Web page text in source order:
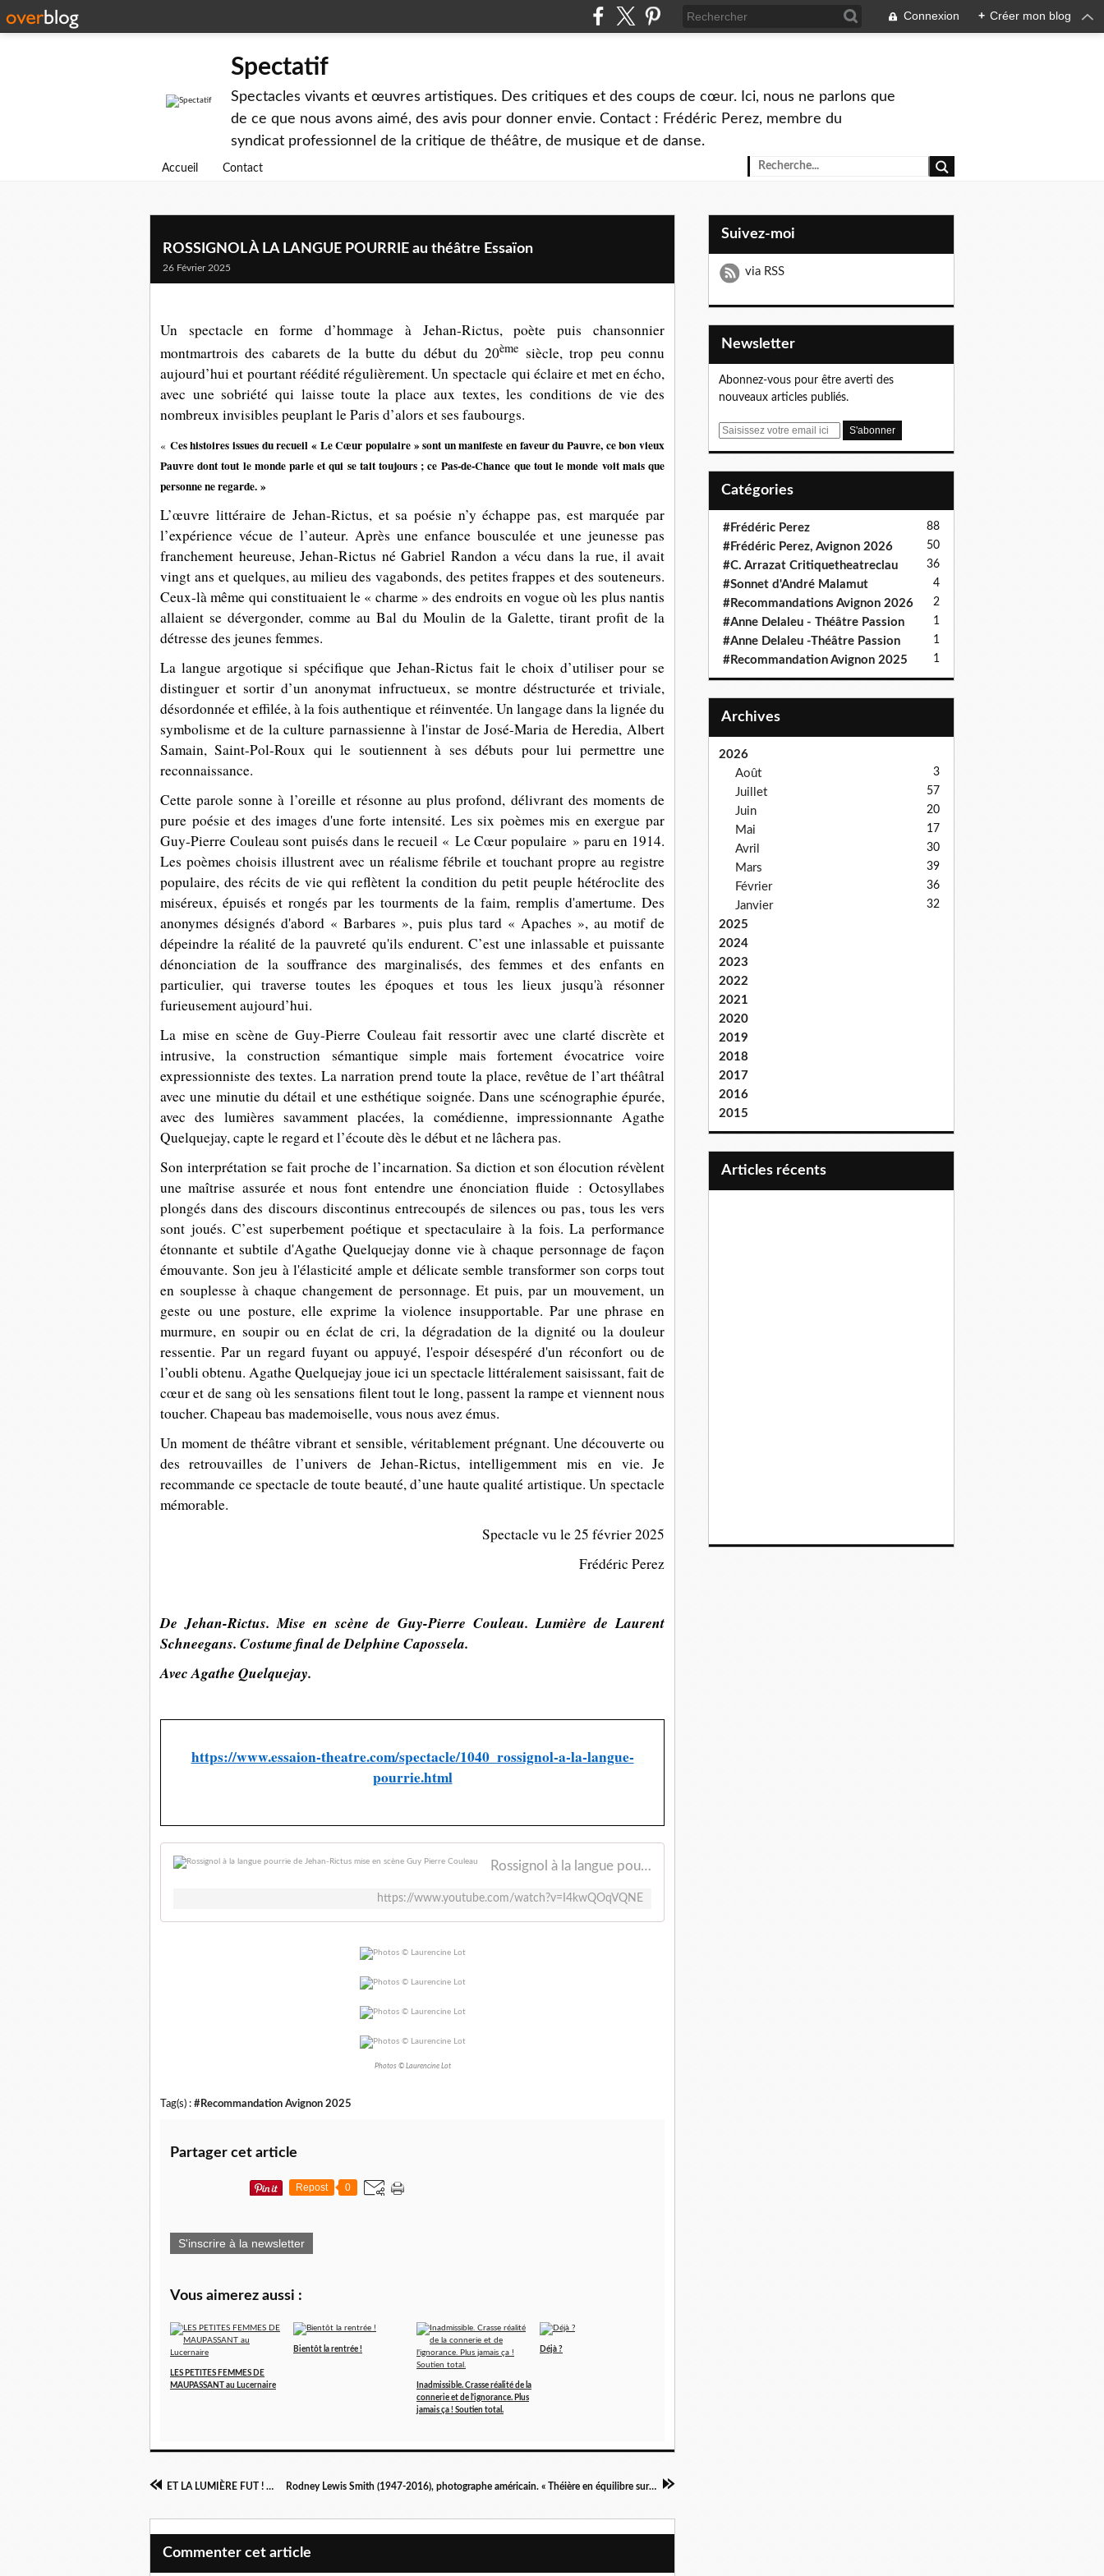
Connexion + Créer mon blog
Spectatif
Spectacles vivants et œuvres artistiques. Des critiques et des coups de cœur. Ici, nous ne parlons que
de ce que nous avons aimé, des avis pour donner envie. Contact : Frédéric Perez, membre du
syndicat professionnel de la critique de théâtre, de musique et de danse.
Accueil Contact
ROSSIGNOL À LA LANGUE POURRIE au théâtre Essaïon
26 Février 2025
Un spectacle en forme d’hommage à Jehan-Rictus, poète puis chansonnier
montmartrois des cabarets de la butte du début du 20ème siècle, trop peu connu
aujourd’hui et pourtant réédité régulièrement. Un spectacle qui éclaire et met en écho,
avec une sobriété qui laisse toute la place aux textes, les conditions de vie des
nombreux invisibles peuplant le Paris d’alors et ses faubourgs.
« Ces histoires issues du recueil « Le Cœur populaire » sont un manifeste en faveur du Pauvre, ce bon vieux
Pauvre dont tout le monde parle et qui se tait toujours ; ce Pas-de-Chance que tout le monde voit mais que
personne ne regarde. »
L’œuvre littéraire de Jehan-Rictus, et sa poésie n’y échappe pas, est marquée par
l’expérience vécue de l’auteur. Après une enfance bousculée et une jeunesse pas
franchement heureuse, Jehan-Rictus néGabriel Randon a vécu dans la rue, il avait
vingt ans et quelques, au milieu des vagabonds, des petites frappes et des souteneurs.
Ceux-là même qui constituaient le « charme » des endroits en vogue où les plus nantis
allaient se dévergonder, comme au Bal du Moulin de la Galette, tirant profit de la
détresse des jeunes femmes.
La langue argotique si spécifique que Jehan-Rictus fait le choix d’utiliser pour se
distinguer et sortir d’un anonymat infructueux, se montre déstructurée et triviale,
désordonnée et effilée, à la fois authentique et réinventée. Un langage dans la lignée du
symbolisme et de la culture parnassienne à l'instar de José-Maria de Heredia, Albert
Samain, Saint-Pol-Roux qui le soutiennent à ses débuts pour lui permettre une
reconnaissance.
Cette parole sonne à l’oreille et résonne au plus profond, délivrant des moments de
pure poésie et des images d'une forte intensité. Les six poèmes mis en exergue par
Guy-Pierre Couleau sont puisés dans le recueil « Le Cœur populaire » paru en 1914.
Les poèmes choisis illustrent avec un réalisme fébrile et touchant propre au registre
populaire, des récits de vie qui reflètent la condition du petit peuple hétéroclite des
miséreux, épuisés et rongés par les tourments de la faim, remplis d'amertume. Des
anonymes désignés d'abord « Barbares », puis plus tard « Apaches », au motif de
dépeindre la réalité de la pauvreté qu'ils endurent. C’est une inlassable et puissante
dénonciation de la souffrance des marginalisés, des femmes et des enfants en
particulier, qui traverse toutes les époques et tous les lieux jusqu'à résonner
furieusement aujourd’hui.
La mise en scène de Guy-Pierre Couleau fait ressortir avec une clarté discrète et
intrusive, la construction sémantique simple mais fortement évocatrice voire
expressionniste des textes. La narration prend toute la place, revêtue de l’art théâtral
avec une minutie du détail et une esthétique soignée. Dans une scénographie épurée,
avec des lumières savamment placées, la comédienne, impressionnante Agathe
Quelquejay, capte le regard et l’écoute dès le début et ne lâchera pas.
Son interprétation se fait proche de l’incarnation. Sa diction et son élocution révèlent
une maîtrise assurée et nous font entendre une énonciation fluide : Octosyllabes
plongés dans des discours discontinus entrecoupés de silences ou pas, tous les vers
sont joués. C’est superbement poétique et spectaculaire à la fois. La performance
étonnante et subtile d'Agathe Quelquejay donne vie à chaque personnage de façon
émouvante. Son jeu à l'élasticité ample et délicate semble transformer son corps tout
en souplesse à chaque changement de personnage. Et puis, par un mouvement, un
geste ou une posture, elle exprime la violence insupportable. Par une phrase en
murmure, en soupir ou en éclat de cri, la dégradation de la dignité ou la douleur
ressentie. Par un regard fuyant ou appuyé, l'espoir désespéré d'un réconfort ou de
l’oubli obtenu. Agathe Quelquejay joue ici un spectacle littéralement saisissant, fait de
cœur et de sang où les sensations filent tout le long, passent la rampe et viennent nous
toucher. Chapeau bas mademoiselle, vous nous avez émus.
Un moment de théâtre vibrant et sensible, véritablement prégnant. Une découverte ou
des retrouvailles de l’univers de Jehan-Rictus, intelligemment mis en vie. Je
recommande ce spectacle de toute beauté, d’une haute qualité artistique. Un spectacle
mémorable.
Spectacle vu le 25 février 2025
Frédéric Perez
De Jehan-Rictus. Mise en scène de Guy-Pierre Couleau. Lumière de Laurent
Schneegans. Costume final de Delphine Capossela.
Avec Agathe Quelquejay.
https://www.essaion-theatre.com/spectacle/1040_rossignol-a-la-langue-
pourrie.html
Rossignol à la langue pourrie de Jehan-Rictus mise en scène Guy Pierre Couleau
https://www.youtube.com/watch?v=I4kwQOqVQNE
Photos © Laurencine Lot
Tag(s) : #Recommandation Avignon 2025
Partager cet article
Repost 0
S'inscrire à la newsletter
Vous aimerez aussi :
LES PETITES FEMMES DE
MAUPASSANT au Lucernaire
Bientôt la rentrée !
Inadmissible. Crasse réalité de la
connerie et de l'ignorance. Plus
jamais ça ! Soutien total.
Déjà ?
ET LA LUMIÈRE FUT ! à la Comédie Bastille Rodney Lewis Smith (1947-2016), photographe américain. « Théière en équilibre sur la tête de Zoé au manoir du Fardeau », photographie, 2006.
Commenter cet article
Suivez-moi
via RSS
Newsletter
Abonnez-vous pour être averti des
nouveaux articles publiés.
E
Catégories
#Frédéric Perez 88
#Frédéric Perez, Avignon 2026 50
#C. Arrazat Critiquetheatreclau 36
#Sonnet d'André Malamut 4
#Recommandations Avignon 2026 2
#Anne Delaleu - Théâtre Passion 1
#Anne Delaleu -Théâtre Passion 1
#Recommandation Avignon 2025 1
Archives
2026
Août
3
Juillet 57
Juin 20
Mai 17
Avril 30
Mars 39
Février 36
Janvier 32
2025
2024
2023
2022
2021
2020
2019
2018
2017
2016
2015
articles récents